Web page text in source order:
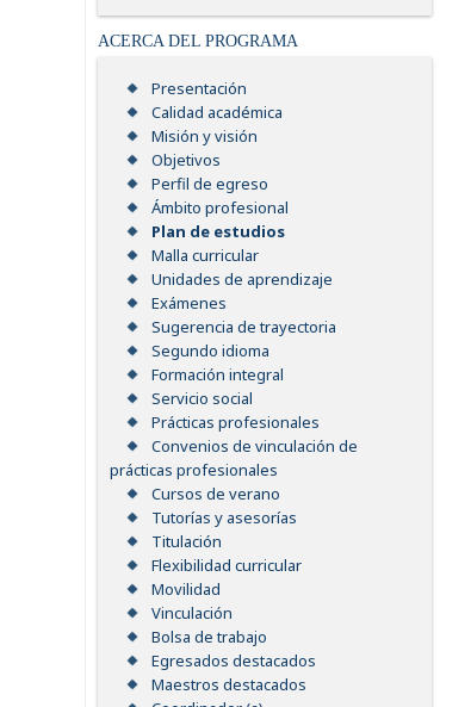
ACERCA DEL PROGRAMA
Presentación
Calidad académica
Misión y visión
Objetivos
Perfil de egreso
Ámbito profesional
Plan de estudios
Malla curricular
Unidades de aprendizaje
Exámenes
Sugerencia de trayectoria
Segundo idioma
Formación integral
Servicio social
Prácticas profesionales
Convenios de vinculación de
prácticas profesionales
Cursos de verano
Tutorías y asesorías
Titulación
Flexibilidad curricular
Movilidad
Vinculación
Bolsa de trabajo
Egresados destacados
Maestros destacados